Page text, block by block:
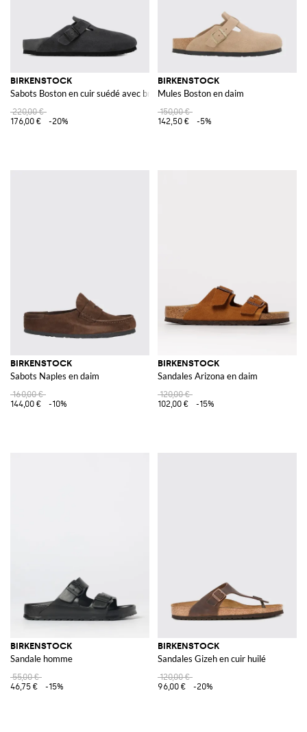
BIRKENSTOCK
Sabots Boston en cuir suédé avec bride réglable
220,00 €
176,00 €
-20%
BIRKENSTOCK
Mules Boston en daim
150,00 €
142,50 €
-5%
BIRKENSTOCK
Sabots Naples en daim
160,00 €
144,00 €
-10%
BIRKENSTOCK
Sandales Arizona en daim
120,00 €
102,00 €
-15%
BIRKENSTOCK
Sandale homme
55,00 €
46,75 €
-15%
BIRKENSTOCK
Sandales Gizeh en cuir huilé
120,00 €
96,00 €
-20%